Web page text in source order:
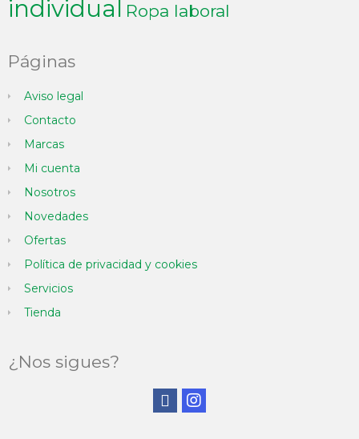
individual Ropa laboral
Páginas
Aviso legal
Contacto
Marcas
Mi cuenta
Nosotros
Novedades
Ofertas
Política de privacidad y cookies
Servicios
Tienda
¿Nos sigues?